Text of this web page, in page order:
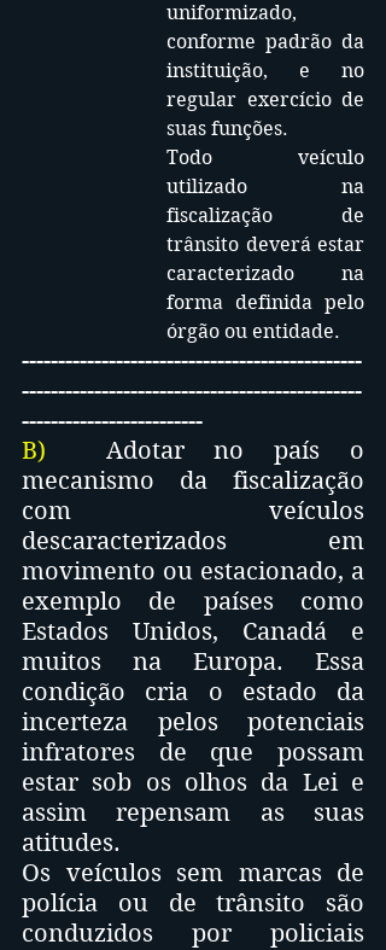
uniformizado,
conforme padrão da
instituição, e no
regular exercício de
suas funções.
Todo veículo
utilizado na
fiscalização de
trânsito deverá estar
caracterizado na
forma definida pelo
órgão ou entidade.
-----------------------------------------------
-----------------------------------------------
-------------------------
B)
  Adotar no país o
mecanismo da fiscalização
com veículos
descaracterizados em
movimento ou estacionado, a
exemplo de países como
Estados Unidos, Canadá e
muitos na Europa. Essa
condição cria o estado da
incerteza pelos potenciais
infratores de que possam
estar sob os olhos da Lei e
assim repensam as suas
atitudes.
Os veículos sem marcas de
polícia ou de trânsito são
conduzidos por policiais